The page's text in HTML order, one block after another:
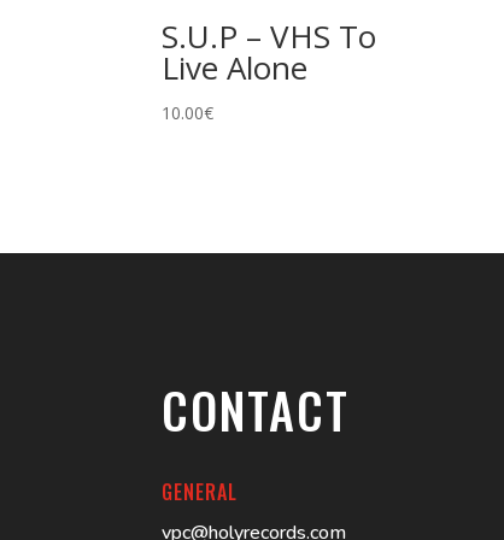
S.U.P – VHS To
Live Alone
10.00€
CONTACT
GENERAL
vpc@holyrecords.com